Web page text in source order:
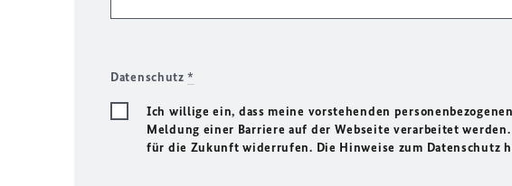
Datenschutz*
Ich willige ein, dass meine vorstehenden
Meldung einer Barriere auf der Webseite verarbeitet
für die Zukunft widerrufen. Die Hinweise zum Datenschutz